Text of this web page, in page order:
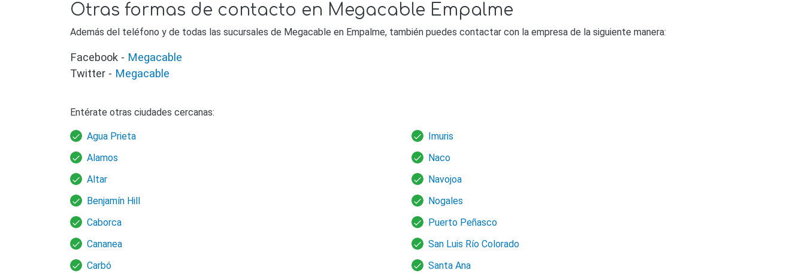
Otras formas de contacto en Megacable Empalme
Además del teléfono y de todas las sucursales de Megacable en Empalme, también puedes contactar con la empresa de la siguiente manera:
Facebook - Megacable
Twitter - Megacable
Entérate otras ciudades cercanas:
Agua Prieta
Alamos
Altar
Benjamín Hill
Caborca
Cananea
Carbó
Imuris
Naco
Navojoa
Nogales
Puerto Peñasco
San Luis Río Colorado
Santa Ana